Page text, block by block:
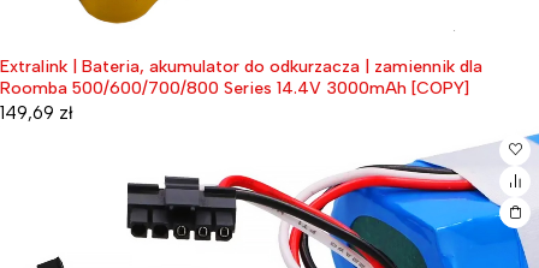
Extralink | Bateria, akumulator do odkurzacza | zamiennik dla
Roomba 500/600/700/800 Series 14.4V 3000mAh [COPY]
149,69 zł